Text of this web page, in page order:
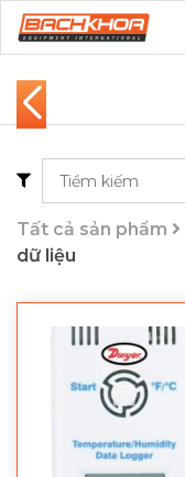
Tất cả sản phẩm
dữ liệu